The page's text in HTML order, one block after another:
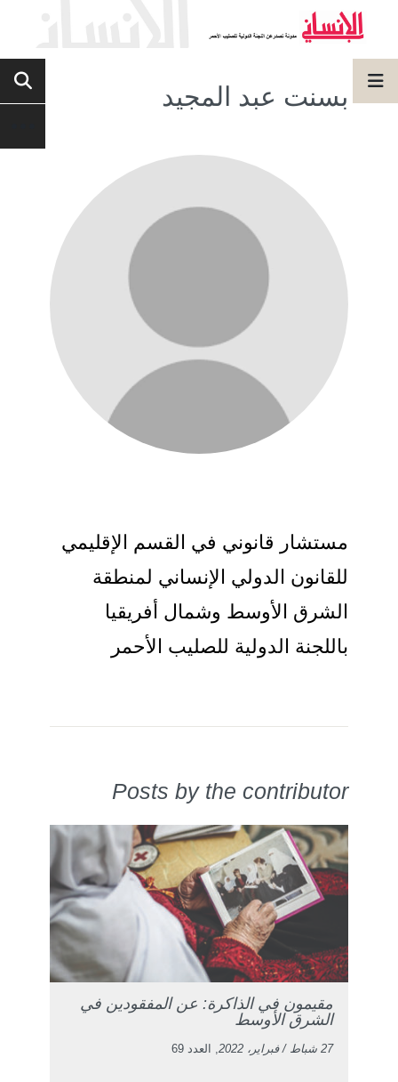
بسنت عبد المجيد
مستشار قانوني في القسم الإقليمي
للقانون الدولي الإنساني لمنطقة
الشرق الأوسط وشمال أفريقيا
باللجنة الدولية للصليب الأحمر
Posts by the contributor
مقيمون في الذاكرة: عن المفقودين في
الشرق الأوسط
27 شباط / فبراير، 2022 , العدد 69